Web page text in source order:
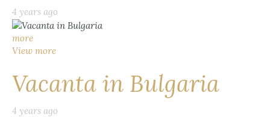
4 years ago
more
View more
Vacanta in Bulgaria
4 years ago